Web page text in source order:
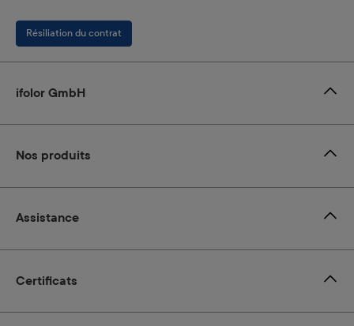
Certificats
Résiliation du contrat
ifolor GmbH
Nos produits
Assistance